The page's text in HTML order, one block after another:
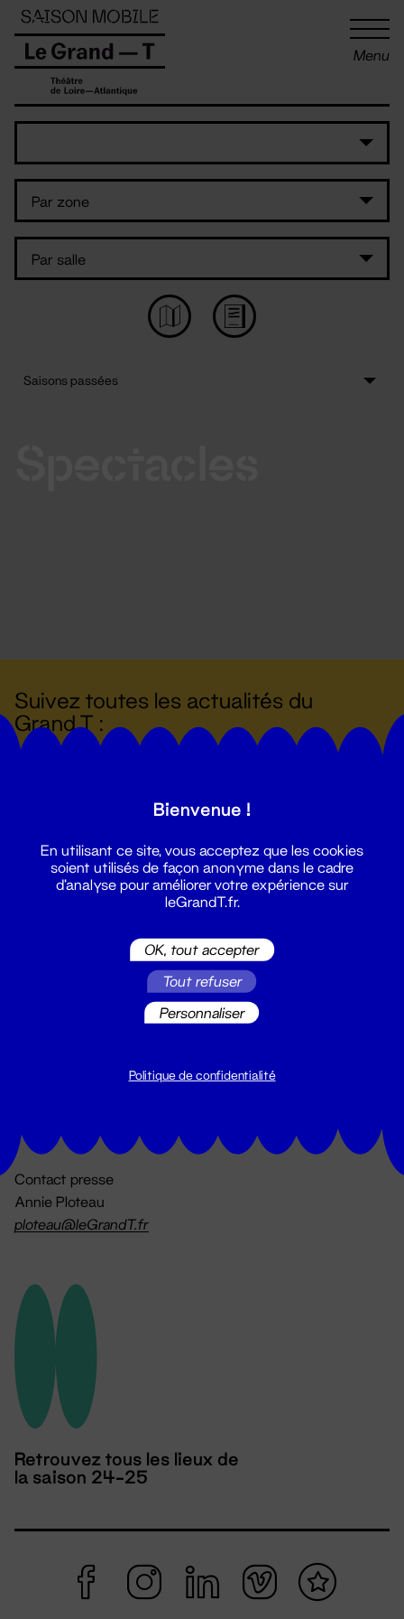
Menu
Suivez toutes les actualités du
Grand T :
billetterie@leGrandT.fr
Contact presse
Annie Ploteau
ploteau@leGrandT.fr
Retrouvez tous les lieux de
la saison 24-25
Panneau de gestion des cookies
Bienvenue !
En utilisant ce site, vous acceptez que les cookies
soient utilisés de façon anonyme dans le cadre
d'analyse pour améliorer votre expérience sur
leGrandT.fr.
OK, tout accepter
Tout refuser
Personnaliser
Politique de confidentialité